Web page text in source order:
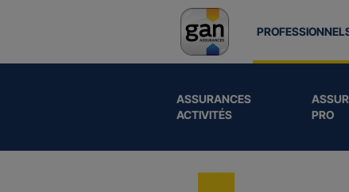
ASSURANCES
ACTIVITÉS
PRO